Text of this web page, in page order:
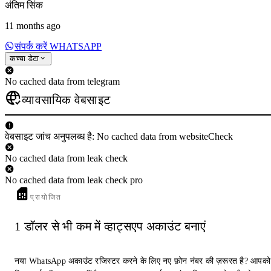
अंतिम सिंक
11 months ago
संपर्क करें WHATSAPP
कच्चा डेटा
No cached data from telegram
व्यावसायिक वेबसाइट
वेबसाइट जांच अनुपलब्ध है: No cached data from websiteCheck
No cached data from leak check
No cached data from leak check pro
प्रायोजित
1 डॉलर से भी कम में व्हाट्सएप अकाउंट बनाएं
नया WhatsApp अकाउंट रजिस्टर करने के लिए नए फ़ोन नंबर की ज़रूरत है? आपको